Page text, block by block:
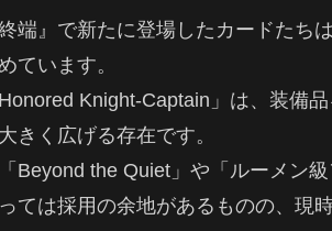
終端』で新たに登場したカードた
ています。
Knight-Captain」は、装備
きく広げる存在です。
Beyond the Quiet」や「ルーメン
ては採用の余地があるものの、現